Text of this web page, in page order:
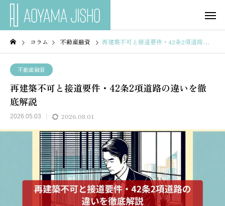
コラム 不動産融資 再建築不可と接道要件・42条2項道路の違いを徹底解説
不動産融資
再建築不可と接道要件・42条2項道路の違いを徹
底解説
2026.05.03 2026.08.01